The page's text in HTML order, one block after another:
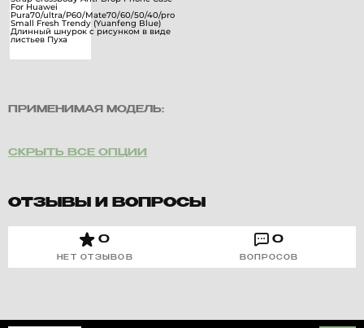
ПРИМЕНИМАЯ МОДЕЛЬ:
СКРЫТЬ ВСЕ ОПЦИИ
ОТЗЫВЫ И ВОПРОСЫ
0
НЕТ ОТЗЫВОВ
0
ВОПРОСОВ